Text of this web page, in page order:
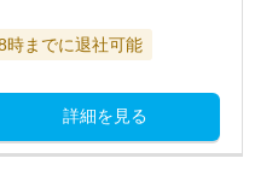
時までに退社可能
詳細を見る